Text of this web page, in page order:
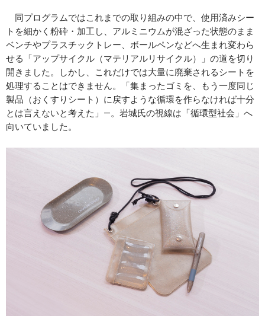
同プログラムではこれまでの取り組みの中で、使用済みシー
トを細かく粉砕・加工し、アルミニウムが混ざった状態のまま
ベンチやプラスチックトレー、ボールペンなどへ生まれ変わら
せる「アップサイクル（マテリアルリサイクル）」の道を切り
開きました。しかし、これだけでは大量に廃棄されるシートを
処理することはできません。「集まったゴミを、もう一度同じ
製品（おくすりシート）に戻すような循環を作らなければ十分
とは言えないと考えた」―。岩城氏の視線は「循環型社会」へ
向いていました。